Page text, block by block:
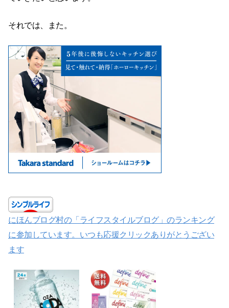
それでは、また。
にほんブログ村の「ライフスタイルブログ」のランキング
に参加しています。いつも応援クリックありがとうござい
ます